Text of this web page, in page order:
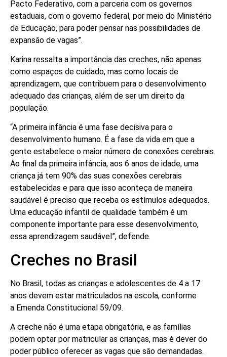
Pacto Federativo, com a parceria com os governos
estaduais, com o governo federal, por meio do Ministério
da Educação, para poder pensar nas possibilidades de
expansão de vagas”.
Karina ressalta a importância das creches, não apenas
como espaços de cuidado, mas como locais de
aprendizagem, que contribuem para o desenvolvimento
adequado das crianças, além de ser um direito da
população.
“A primeira infância é uma fase decisiva para o
desenvolvimento humano. É a fase da vida em que a
gente estabelece o maior número de conexões cerebrais.
Ao final da primeira infância, aos 6 anos de idade, uma
criança já tem 90% das suas conexões cerebrais
estabelecidas e para que isso aconteça de maneira
saudável é preciso que receba os estímulos adequados.
Uma educação infantil de qualidade também é um
componente importante para esse desenvolvimento,
essa aprendizagem saudável”, defende.
Creches no Brasil
No Brasil, todas as crianças e adolescentes de 4 a 17
anos devem estar matriculados na escola, conforme
a Emenda Constitucional 59/09.
A creche não é uma etapa obrigatória, e as famílias
podem optar por matricular as crianças, mas é dever do
poder público oferecer as vagas que são demandadas.